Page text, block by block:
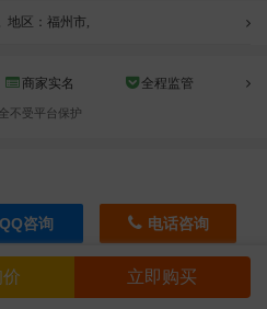
立即购买
媒体所在商家
媒体所在商家
媒体所在商家
媒体所在商家
媒体所在商家
媒体所在商家
地区：福州市,
商家实名 全程监管
不受平台保护
QQ咨询 电话咨询